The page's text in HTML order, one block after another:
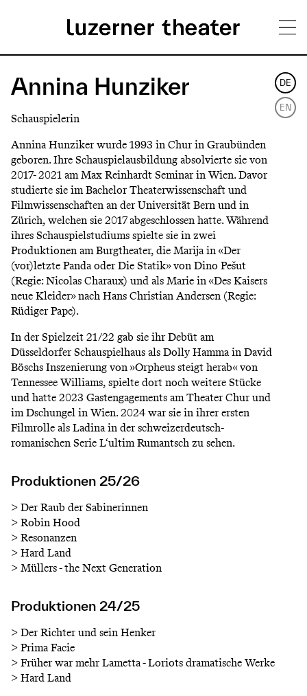
zum
Inhalt
H
u
p
t
m
e
n
ü
Annina Hunziker
Schauspielerin
Annina Hunziker wurde 1993 in Chur in Graubünden
geboren. Ihre Schauspielausbildung absolvierte sie von
2017- 2021 am Max Reinhardt Seminar in Wien. Davor
studierte sie im Bachelor Theaterwissenschaft und
Filmwissenschaften an der Universität Bern und in
Zürich, welchen sie 2017 abgeschlossen hatte. Während
ihres Schauspielstudiums spielte sie in zwei
Produktionen am Burgtheater, die Marija in «Der
(vor)letzte Panda oder Die Statik» von Dino Pešut
(Regie: Nicolas Charaux) und als Marie in «Des Kaisers
neue Kleider» nach Hans Christian Andersen (Regie:
Rüdiger Pape).
In der Spielzeit 21/22 gab sie ihr Debüt am
Düsseldorfer Schauspielhaus als Dolly Hamma in David
Böschs Inszenierung von »Orpheus steigt herab« von
Tennessee Williams, spielte dort noch weitere Stücke
und hatte 2023 Gastengagements am Theater Chur und
im Dschungel in Wien. 2024 war sie in ihrer ersten
Filmrolle als Ladina in der schweizerdeutsch-
romanischen Serie L‘ultim Rumantsch zu sehen.
Produktionen 25/26
>Der Raub der Sabinerinnen
>Robin Hood
>Resonanzen
>Hard Land
>Müllers - the Next Generation
Produktionen 24/25
>Der Richter und sein Henker
>Prima Facie
>Früher war mehr Lametta - Loriots dramatische Werke
>Hard Land
DE
EN